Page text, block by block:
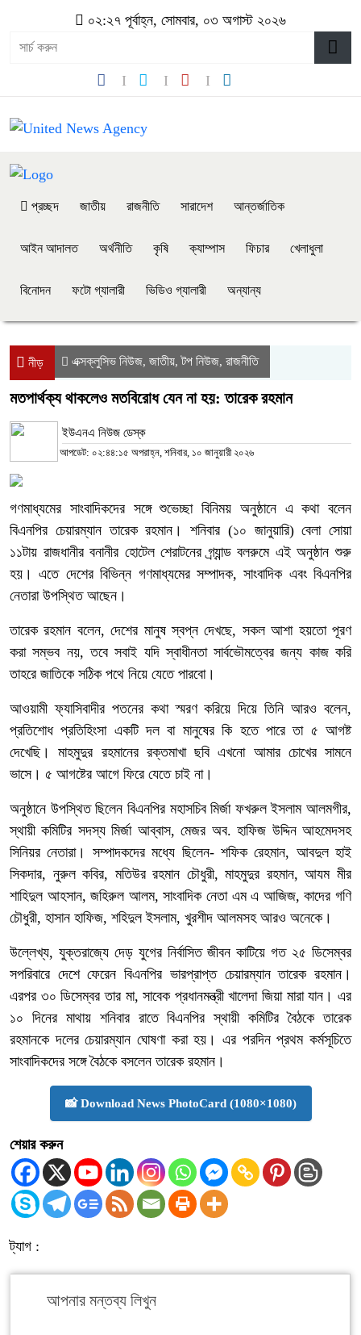
০২:২৭ পূর্বাহ্ন, সোমবার, ০৩ অগাস্ট ২০২৬
প্রচ্ছদ জাতীয় রাজনীতি সারাদেশ আন্তর্জাতিক
আইন আদালত অর্থনীতি কৃষি ক্যাম্পাস ফিচার খেলাধুলা
বিনোদন ফটো গ্যালারী ভিডিও গ্যালারী অন্যান্য
নীড় এক্সক্লুসিভ নিউজ, জাতীয়,টপ নিউজ, রাজনীতি
মতপার্থক্য থাকলেও মতবিরোধ যেন না হয়: তারেক রহমান
ইউএনএ নিউজ ডেস্ক
আপডেট: ০২:৪৪:১৫ অপরাহ্ন, শনিবার, ১০ জানুয়ারী ২০২৬
গণমাধ্যমের সাংবাদিকদের সঙ্গে শুভেচ্ছা বিনিময় অনুষ্ঠানে এ কথা বলেন
বিএনপির চেয়ারম্যান তারেক রহমান। শনিবার (১০ জানুয়ারি) বেলা সোয়া
১১টায় রাজধানীর বনানীর হোটেল শেরাটনের গ্র্যান্ড বলরুমে এই অনুষ্ঠান শুরু
হয়। এতে দেশের বিভিন্ন গণমাধ্যমের সম্পাদক, সাংবাদিক এবং বিএনপির
নেতারা উপস্থিত আছেন।
তারেক রহমান বলেন, দেশের মানুষ স্বপ্ন দেখছে, সকল আশা হয়তো পূরণ
করা সম্ভব নয়, তবে সবাই যদি স্বাধীনতা সার্বভৌমত্বের জন্য কাজ করি
তাহরে জাতিকে সঠিক পথে নিয়ে যেতে পারবো।
আওয়ামী ফ্যাসিবাদীর পতনের কথা স্মরণ করিয়ে দিয়ে তিনি আরও বলেন,
প্রতিশোধ প্রতিহিংসা একটি দল বা মানুষের কি হতে পারে তা ৫ আগষ্ট
দেখেছি। মাহমুদুর রহমানের রক্তমাখা ছবি এখনো আমার চোখের সামনে
ভাসে। ৫ আগষ্টের আগে ফিরে যেতে চাই না।
অনুষ্ঠানে উপস্থিত ছিলেন বিএনপির মহাসচিব মির্জা ফখরুল ইসলাম আলমগীর,
স্থায়ী কমিটির সদস্য মির্জা আব্বাস, মেজর অব. হাফিজ উদ্দিন আহমেদসহ
সিনিয়র নেতারা। সম্পাদকদের মধ্যে ছিলেন- শফিক রেহমান, আবদুল হাই
সিকদার, নুরুল কবির, মতিউর রহমান চৌধুরী, মাহমুদুর রহমান, আযম মীর
শাহিদুল আহসান, জহিরুল আলম, সাংবাদিক নেতা এম এ আজিজ, কাদের গণি
চৌধুরী, হাসান হাফিজ, শহিদুল ইসলাম, খুরশীদ আলমসহ আরও অনেকে।
উল্লেখ্য, যুক্তরাজ্যে দেড় যুগের নির্বাসিত জীবন কাটিয়ে গত ২৫ ডিসেম্বর
সপরিবারে দেশে ফেরেন বিএনপির ভারপ্রাপ্ত চেয়ারম্যান তারেক রহমান।
এরপর ৩০ ডিসেম্বর তার মা, সাবেক প্রধানমন্ত্রী খালেদা জিয়া মারা যান। এর
১০ দিনের মাথায় শনিবার রাতে বিএনপির স্থায়ী কমিটির বৈঠকে তারেক
রহমানকে দলের চেয়ারম্যান ঘোষণা করা হয়। এর পরদিন প্রথম কর্মসূচিতে
সাংবাদিকদের সঙ্গে বৈঠকে বসলেন তারেক রহমান।
📸 Download News PhotoCard (1080×1080)
শেয়ার করুন
ট্যাগ :
আপনার মন্তব্য লিখুন